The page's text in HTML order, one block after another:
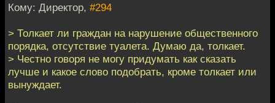
Кому: Директор, #294
> Толкает ли граждан на нарушение общественного
порядка, отсутствие туалета. Думаю да, толкает.
> Честно говоря не могу придумать как сказать
лучше и какое слово подобрать, кроме толкает или
вынуждает.